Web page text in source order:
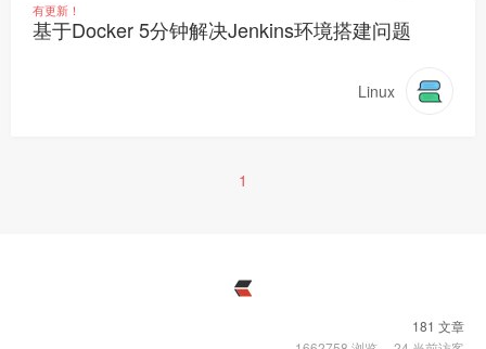
有更新！
基于Docker 5分钟解决Jenkins环境搭建问题
Linux
1
181 文章